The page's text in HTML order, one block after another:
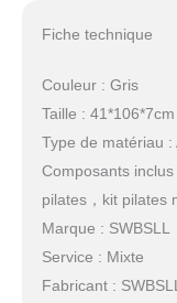
Fiche technique
Couleur : Gris
Taille : 41*106*7cm
Type de matériau
Composants
pilates，kit pilates
Marque : SWBSLL
Service : Mixte
Fabricant : SWBSLL